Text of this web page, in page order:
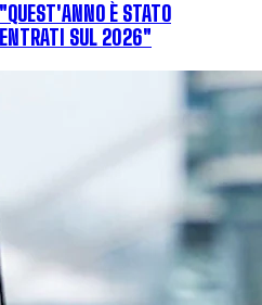
È STATO
SUL 2026"